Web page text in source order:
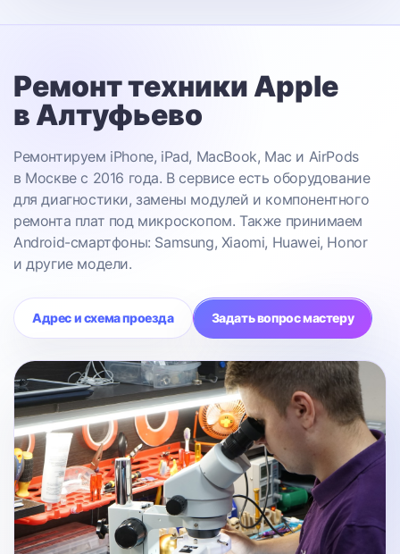
Ремонт техники Apple
в Алтуфьево
Ремонтируем iPhone, iPad, MacBook, Mac и AirPods
в Москве с 2016 года. В сервисе есть оборудование
для диагностики, замены модулей и компонентного
ремонта плат под микроскопом. Также принимаем
Android-смартфоны: Samsung, Xiaomi, Huawei, Honor
и другие модели.
Адрес и схема проезда Задать вопрос мастеру